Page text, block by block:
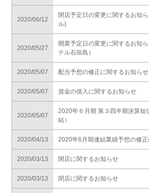
2020/06/12
閉店予定日の変更に関するお知
ル)
2020/05/27
開業予定日の変更に関するお知
テル石垣島）
2020/05/07 配当予想の修正に関するお知らせ
2020/05/07 資金の借入に関するお知らせ
2020/05/07
2020年６月期 第３四半期決算短
結）
2020/04/13 2020年6月期連結業績予想の修
2020/03/13 閉店に関するお知らせ
2020/03/13 閉店に関するお知らせ